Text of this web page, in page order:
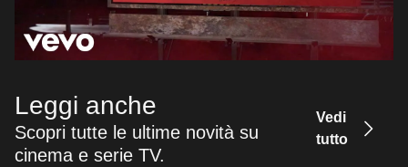
Leggi anche
Scopri tutte le ultime novità su
cinema e serie TV.
Vedi
tutto